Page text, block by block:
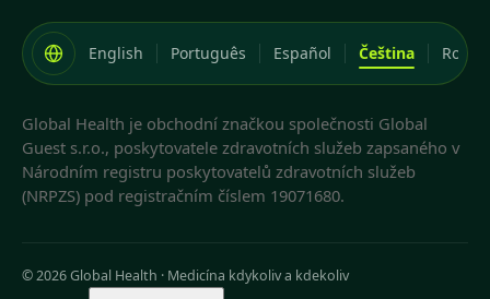
English Português Español Čeština
Global Health je obchodní značkou společnosti Global
Guest s.r.o., poskytovatele zdravotních služeb zapsaného v
Národním registru poskytovatelů zdravotních služeb
(NRPZS) pod registračním číslem 19071680.
© 2026 Global Health · Medicína kdykoliv a kdekoliv